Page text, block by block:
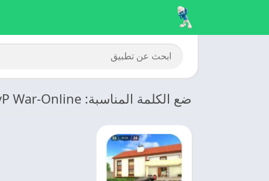
ضع الكلمة المناسبة: Special Ops FPS PvP War-Online